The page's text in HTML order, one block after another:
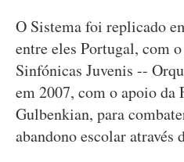
O Sistema foi replicado
entre eles Portugal, com
Sinfónicas Juvenis --
em 2007, com o apoio da
Gulbenkian, para
abandono escolar através